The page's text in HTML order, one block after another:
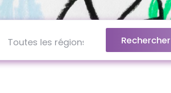
Rechercher